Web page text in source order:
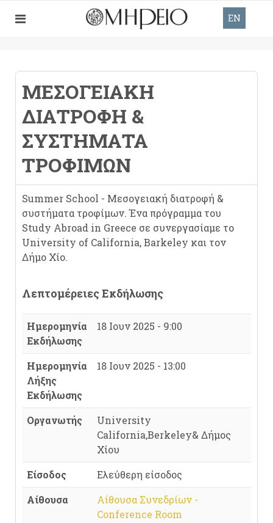
EN
ΜΕΣΟΓΕΙΑΚΉ
ΔΙΑΤΡΟΦΉ &
ΣΥΣΤΉΜΑΤΑ
ΤΡΟΦΊΜΩΝ
Summer School - Μεσογειακή διατροφή &
συστήματα τροφίμων. Ένα πρόγραμμα του
Study Abroad in Greece σε συνεργασίαμε το
University of California, Barkeley και τον
Δήμο Χίο.
Λεπτομέρειες Εκδήλωσης
Ημερομηνία
Εκδήλωσης
18 Ιουν 2025 - 9:00
Ημερομηνία
Λήξης
Εκδήλωσης
18 Ιουν 2025 - 13:00
Οργανωτής
University
California,Berkeley& Δήμος
Χίου
Είσοδος
Ελεύθερη είσοδος
Αίθουσα
Αίθουσα Συνεδρίων -
Conference Room